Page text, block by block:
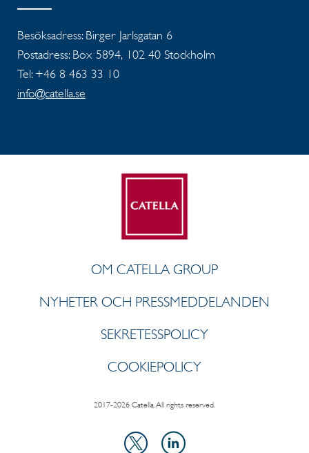
Besöksadress: Birger Jarlsgatan 6
Postadress: Box 5894, 102 40 Stockholm
Tel: +46 8 463 33 10
info@catella.se
OM CATELLA GROUP
NYHETER OCH PRESSMEDDELANDEN
SEKRETESSPOLICY
COOKIEPOLICY
2017-2026 Catella. All rights reserved.
X
LinkedIn